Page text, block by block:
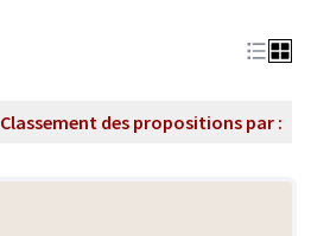
Classement des propositions par :